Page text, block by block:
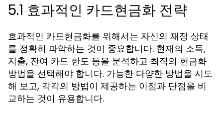
5.1 효과적인 카드현금화 전략
효과적인 카드현금화를 위해서는 자신의 재정 상태
를 정확히 파악하는 것이 중요합니다. 현재의 소득,
지출, 잔여 카드 한도 등을 분석하고 최적의 현금화
방법을 선택해야 합니다. 가능한 다양한 방법을 시도
해 보고, 각각의 방법이 제공하는 이점과 단점을 비
교하는 것이 유용합니다.